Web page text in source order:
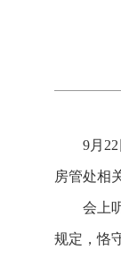
9月
房管处相
会上
规定，恪